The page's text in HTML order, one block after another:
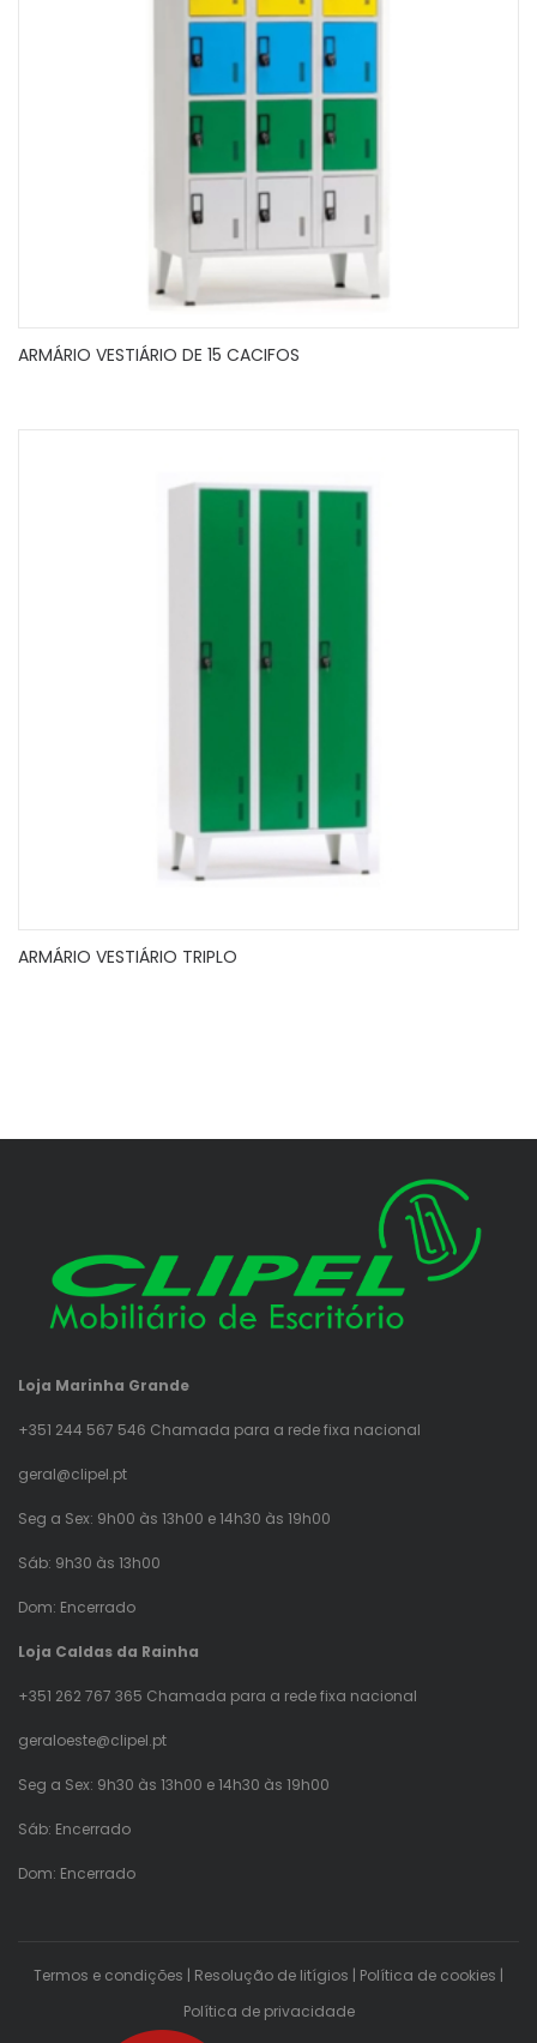
ARMÁRIO VESTIÁRIO DE 15 CACIFOS
ARMÁRIO VESTIÁRIO TRIPLO
Loja Marinha Grande
+351 244 567 546 Chamada para a rede fixa nacional
geral@clipel.pt
Seg a Sex: 9h00 às 13h00 e 14h30 às 19h00
Sáb: 9h30 às 13h00
Dom: Encerrado
Loja Caldas da Rainha
+351 262 767 365 Chamada para a rede fixa nacional
geraloeste@clipel.pt
Seg a Sex: 9h30 às 13h00 e 14h30 às 19h00
Sáb: Encerrado
Dom: Encerrado
Termos e condições | Resolução de litígios | Política de cookies |
Política de privacidade